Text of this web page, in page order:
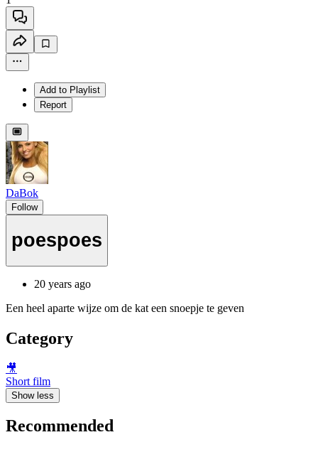
Add to Playlist
Report
DaBok
Follow
poespoes
20 years ago
Een heel aparte wijze om de kat een snoepje te geven
Category
🎥
Short film
Show less
Recommended